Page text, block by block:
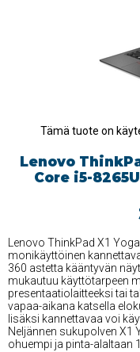
Tämä tuote on
Lenovo
Core i5-
Lenovo ThinkPad X1
monikäyttöinen
360 astetta kääntyvän
mukautuu käyttötarpeen
presentaatiolaitteeksi tai
vapaa-aikana katsella
lisäksi kannettavaa voi
Neljännen sukupolven X1
ohuempi ja pinta-alaltaan